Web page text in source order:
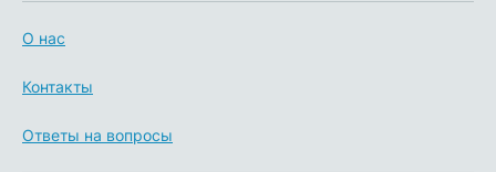
О нас
Контакты
Ответы на вопросы